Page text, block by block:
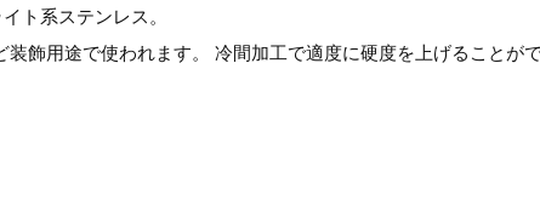
ト系ステンレス。
飾用途で使われます。 冷間加工で適度に硬度を上げることが